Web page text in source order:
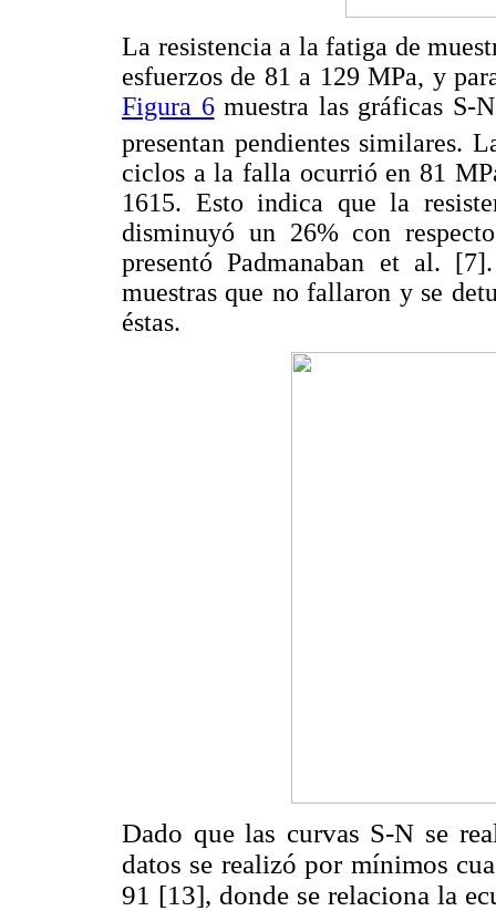
La resistencia a la fatiga de
esfuerzos de 81 a 129 MPa, y
Figura 6muestra las gráficas S-
presentan pendientes similares.
ciclos a la falla ocurrió en 81
1615. Esto indica que la
disminuyó un 26% con
presentó Padmanaban et al.
muestras que no fallaron y se
éstas.
Dado que las curvas S-N se
datos se realizó por mínimos
91 [13], donde se relaciona la